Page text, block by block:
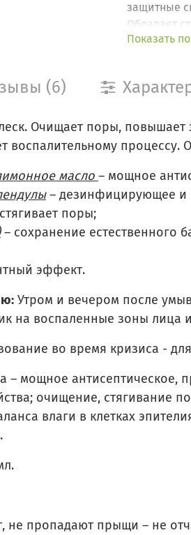
защитные
Обладает
увлажняет
Показать
(6)
Очищает поры, повышает
воспалительному процессу.
масло – мощное
– дезинфицирующее и
поры;
– сохранение естественного
эффект.
Утром и вечером после
на воспаленные зоны лица
во время кризиса -
– мощное антисептическое,
очищение, стягивание
влаги в клетках
не пропадают прыщи – не